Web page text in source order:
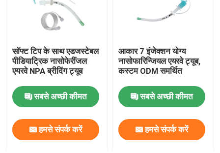
सॉफ्ट टिप के साथ एडजस्टेबल
पीडियाट्रिक नासोफेरींजल
एयरवे NPA ब्रीदिंग ट्यूब
सबसे अच्छी कीमत
हमसे संपर्क करें
आकार 7 इंजेक्शन योग्य
नासोफारिन्जियल एयरवे ट्यूब,
कस्टम ODM समर्थित
सबसे अच्छी कीमत
हमसे संपर्क करें